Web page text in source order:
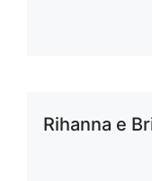
Rihanna e